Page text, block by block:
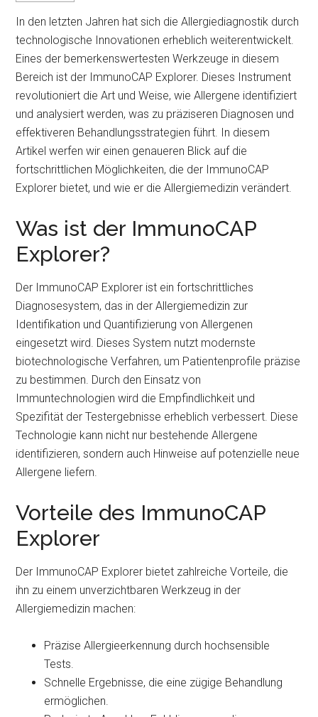
In den letzten Jahren hat sich die Allergiediagnostik durch
technologische Innovationen erheblich weiterentwickelt.
Eines der bemerkenswertesten Werkzeuge in diesem
Bereich ist der ImmunoCAP Explorer. Dieses Instrument
revolutioniert die Art und Weise, wie Allergene identifiziert
und analysiert werden, was zu präziseren Diagnosen und
effektiveren Behandlungsstrategien führt. In diesem
Artikel werfen wir einen genaueren Blick auf die
fortschrittlichen Möglichkeiten, die der ImmunoCAP
Explorer bietet, und wie er die Allergiemedizin verändert.
Was ist der ImmunoCAP
Explorer?
Der ImmunoCAP Explorer ist ein fortschrittliches
Diagnosesystem, das in der Allergiemedizin zur
Identifikation und Quantifizierung von Allergenen
eingesetzt wird. Dieses System nutzt modernste
biotechnologische Verfahren, um Patientenprofile präzise
zu bestimmen. Durch den Einsatz von
Immuntechnologien wird die Empfindlichkeit und
Spezifität der Testergebnisse erheblich verbessert. Diese
Technologie kann nicht nur bestehende Allergene
identifizieren, sondern auch Hinweise auf potenzielle neue
Allergene liefern.
Vorteile des ImmunoCAP
Explorer
Der ImmunoCAP Explorer bietet zahlreiche Vorteile, die
ihn zu einem unverzichtbaren Werkzeug in der
Allergiemedizin machen:
Präzise Allergieerkennung durch hochsensible
Tests.
Schnelle Ergebnisse, die eine zügige Behandlung
ermöglichen.